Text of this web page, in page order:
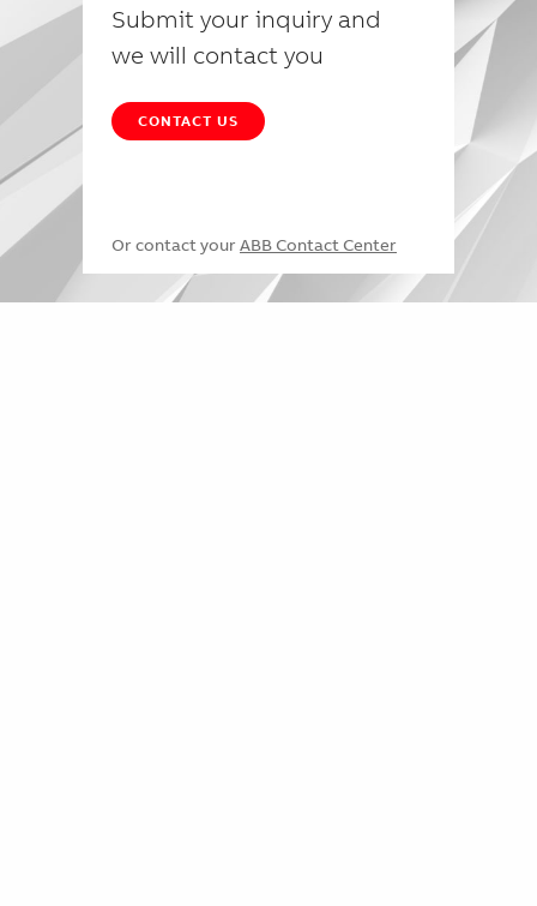
Submit your inquiry and
we will contact you
CONTACT US
Or contact your ABB Contact Center